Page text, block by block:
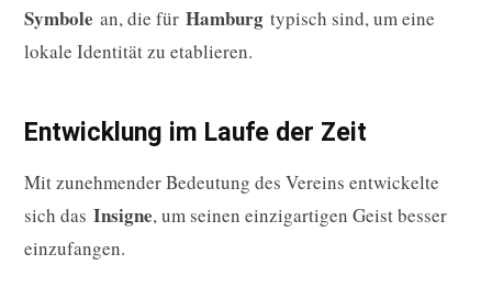
Symbole an, die für Hamburg typisch sind, um eine
lokale Identität zu etablieren.
Entwicklung im Laufe der Zeit
Mit zunehmender Bedeutung des Vereins entwickelte
sich das Insigne, um seinen einzigartigen Geist besser
einzufangen.